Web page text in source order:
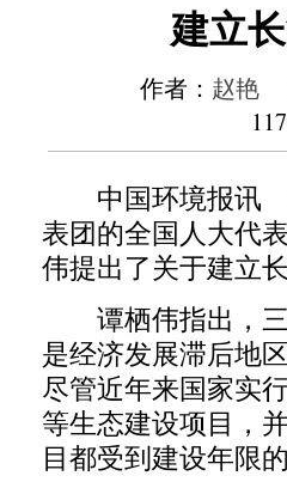
建立
作者： 赵艳
中国环境报讯
表团的全国人大代
伟提出了关于建立
谭栖伟指出，三
是经济发展滞后地
尽管近年来国家实
等生态建设项目，
目都受到建设年限